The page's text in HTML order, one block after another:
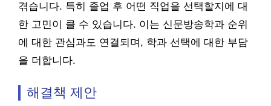
겪습니다. 특히 졸업 후 어떤 직업을 선택할지에 대
한 고민이 클 수 있습니다. 이는 신문방송학과 순위
에 대한 관심과도 연결되며, 학과 선택에 대한 부담
을 더합니다.
해결책 제안